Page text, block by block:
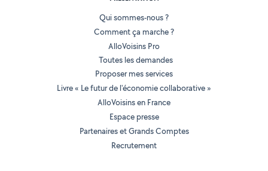
Qui sommes-nous ?
Comment ça marche ?
AlloVoisins Pro
Toutes les demandes
Proposer mes services
Livre « Le futur de l'économie collaborative »
AlloVoisins en France
Espace presse
Partenaires et Grands Comptes
Recrutement